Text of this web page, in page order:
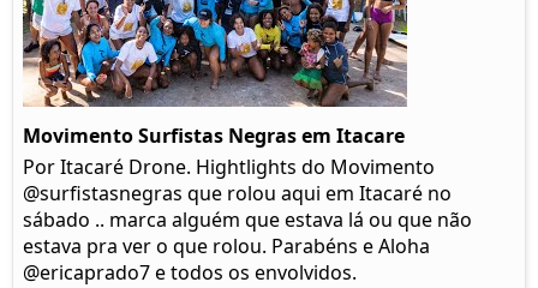
Movimento Surfistas Negras em Itacare
Por Itacaré Drone. Hightlights do Movimento
@surfistasnegras que rolou aqui em Itacaré no
sábado .. marca alguém que estava lá ou que não
estava pra ver o que rolou. Parabéns e Aloha
@ericaprado7 e todos os envolvidos.